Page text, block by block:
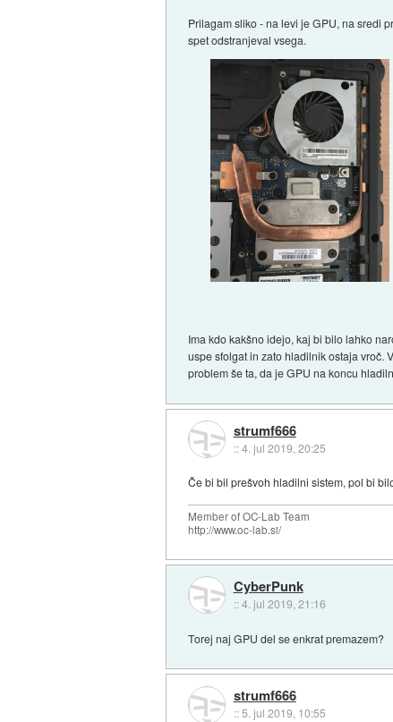
Prilagam sliko - na levi je GPU, na sredi
spet odstranjeval vsega.
Ima kdo kakšno idejo, kaj bi bilo lahko
uspe sfolgat in zato hladilnik ostaja vroč.
problem še ta, da je GPU na koncu
strumf666
::4. jul 2019, 20:25
Če bi bil prešvoh hladilni sistem, pol bi
Member of OC-Lab Team
http://www.oc-lab.si/
CyberPunk
::4. jul 2019, 21:16
Torej naj GPU del se enkrat premazem?
strumf666
::5. jul 2019, 10:55